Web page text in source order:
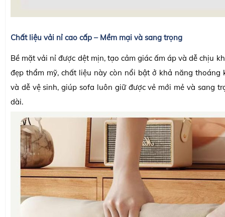
Chất liệu vải nỉ cao cấp – Mềm mại và sang trọng
Bề mặt vải nỉ được dệt mịn, tạo cảm giác ấm áp và dễ chịu
đẹp thẩm mỹ, chất liệu này còn nổi bật ở khả năng thoáng
và dễ vệ sinh, giúp sofa luôn giữ được vẻ mới mẻ và sang
dài.